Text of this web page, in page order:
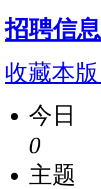
招聘信息
收藏本版
今日
0
主题